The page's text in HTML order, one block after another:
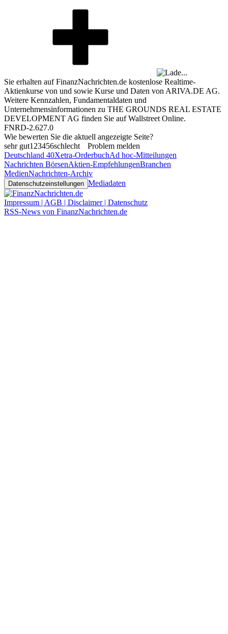
Sie erhalten auf FinanzNachrichten.de kostenlose Realtime-
Aktienkurse von und sowie Kurse und Daten von ARIVA.DE AG.
Weitere Kennzahlen, Fundamentaldaten und
Unternehmensinformationen zu THE GROUNDS REAL ESTATE
DEVELOPMENT AG finden Sie aufWallstreet Online.
FNRD-2.627.0
Wie bewerten Sie die aktuell angezeigte Seite?
sehr gut1 23456schlecht
Problem melden
Deutschland 40Xetra-OrderbuchAd hoc-Mitteilungen
Nachrichten BörsenAktien-EmpfehlungenBranchen
MedienNachrichten-Archiv
Datenschutzeinstellungen Mediadaten
Impressum | AGB | Disclaimer | Datenschutz
RSS-News von FinanzNachrichten.de